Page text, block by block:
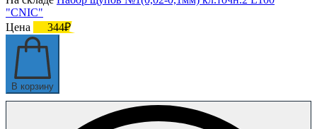
"CNIC"
Цена
344₽
В корзину